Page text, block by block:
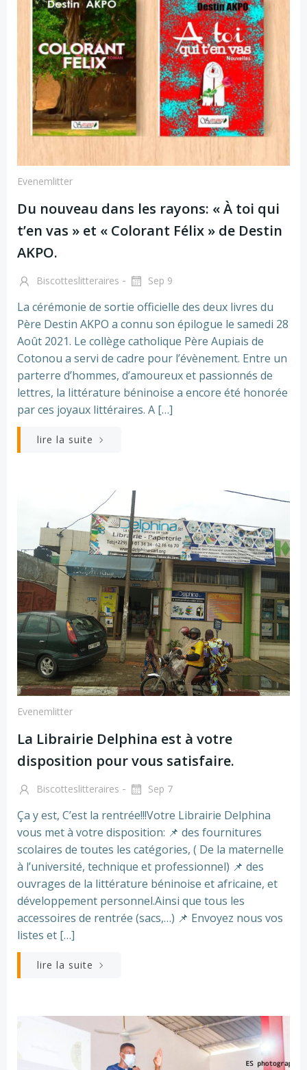
Evenemlitter
Du nouveau dans les rayons: « À toi qui
t’en vas » et « Colorant Félix » de Destin
AKPO.
Biscotteslitteraires - Sep 9
La cérémonie de sortie officielle des deux livres du
Père Destin AKPO a connu son épilogue le samedi 28
Août 2021. Le collège catholique Père Aupiais de
Cotonou a servi de cadre pour l’évènement. Entre un
parterre d’hommes, d’amoureux et passionnés de
lettres, la littérature béninoise a encore été honorée
par ces joyaux littéraires. A […]
lire la suite
Evenemlitter
La Librairie Delphina est à votre
disposition pour vous satisfaire.
Biscotteslitteraires - Sep 7
Ça y est, C’est la rentrée!!!Votre Librairie Delphina
vous met à votre disposition: 📌 des fournitures
scolaires de toutes les catégories, ( De la maternelle
à l’université, technique et professionnel) 📌 des
ouvrages de la littérature béninoise et africaine, et
développement personnel.Ainsi que tous les
accessoires de rentrée (sacs,…) 📌 Envoyez nous vos
listes et […]
lire la suite